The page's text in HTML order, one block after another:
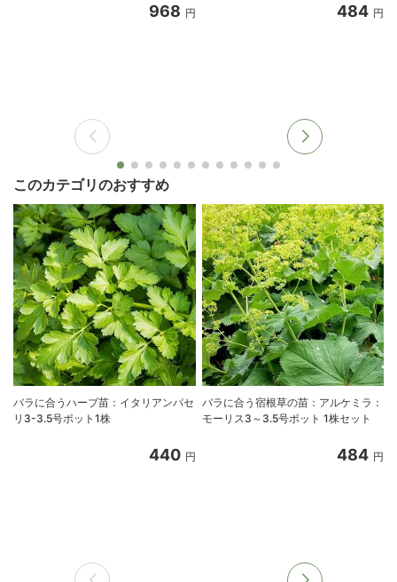
968 円 484 円
このカテゴリのおすすめ
バラに合うハーブ苗：イタリアンパセ
リ3-3.5号ポット1株
440 円
バラに合う宿根草の苗：アルケミラ：
モーリス3～3.5号ポット 1株セット
484 円